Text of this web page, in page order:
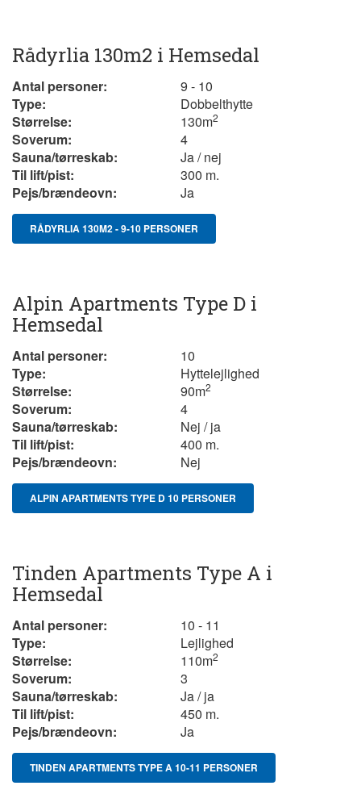
Rådyrlia 130m2 i Hemsedal
Antal personer:
9 - 10
Type:
Dobbelthytte
Størrelse:
130m2
Soverum:
4
Sauna/tørreskab:
Ja / nej
Til lift/pist:
300 m.
Pejs/brændeovn:
Ja
RÅDYRLIA 130M2 - 9-10 PERSONER
Alpin Apartments Type D i
Hemsedal
Antal personer:
10
Type:
Hyttelejlighed
Størrelse:
90m2
Soverum:
4
Sauna/tørreskab:
Nej / ja
Til lift/pist:
400 m.
Pejs/brændeovn:
Nej
ALPIN APARTMENTS TYPE D 10 PERSONER
Tinden Apartments Type A i
Hemsedal
Antal personer:
10 - 11
Type:
Lejlighed
Størrelse:
110m2
Soverum:
3
Sauna/tørreskab:
Ja / ja
Til lift/pist:
450 m.
Pejs/brændeovn:
Ja
TINDEN APARTMENTS TYPE A 10-11 PERSONER